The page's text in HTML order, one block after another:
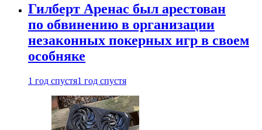
Гилберт Аренас был арестован
по обвинению в организации
незаконных покерных игр в своем
особняке
1 год спустя1 год спустя